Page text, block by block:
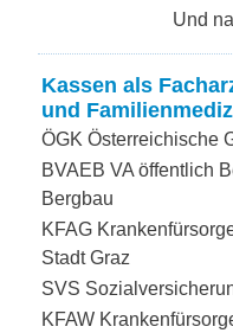
Und
Kassen als
und
ÖGK Österreichische
BVAEB VA öffentlich
Bergbau
KFAG
Stadt Graz
SVS
KFAW